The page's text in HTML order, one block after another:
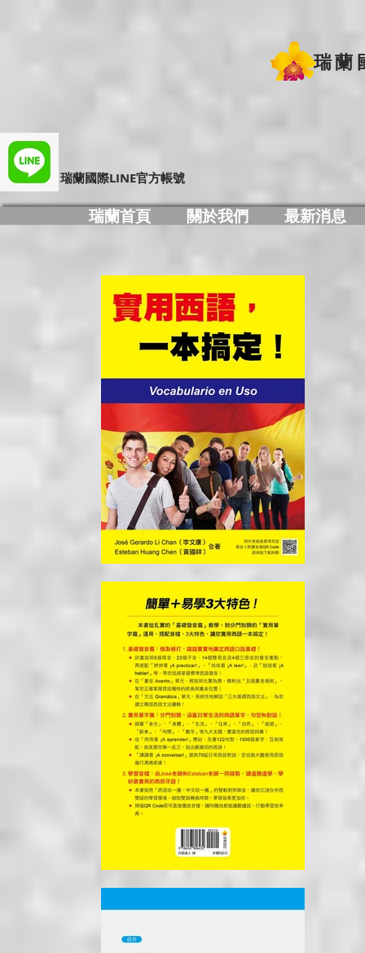
瑞蘭
​瑞蘭國際LINE官方帳號
瑞蘭首頁 關於我們 最新消息